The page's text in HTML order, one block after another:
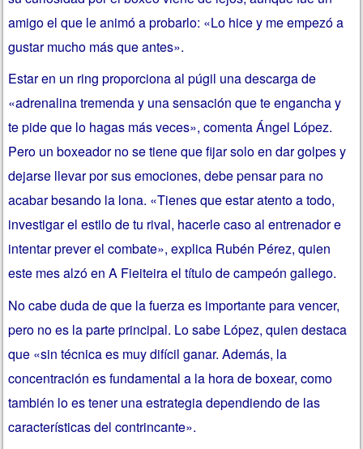
amigo el que le animó a probarlo: «Lo hice y me empezó a
gustar mucho más que antes».
Estar en un ring proporciona al púgil una descarga de
«adrenalina tremenda y una sensación que te engancha y
te pide que lo hagas más veces», comenta Ángel López.
Pero un boxeador no se tiene que fijar solo en dar golpes y
dejarse llevar por sus emociones, debe pensar para no
acabar besando la lona. «Tienes que estar atento a todo,
investigar el estilo de tu rival, hacerle caso al entrenador e
intentar prever el combate», explica Rubén Pérez, quien
este mes alzó en A Fieiteira el título de campeón gallego.
No cabe duda de que la fuerza es importante para vencer,
pero no es la parte principal. Lo sabe López, quien destaca
que «sin técnica es muy difícil ganar. Además, la
concentración es fundamental a la hora de boxear, como
también lo es tener una estrategia dependiendo de las
características del contrincante».